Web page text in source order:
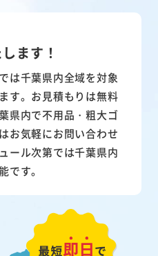
ます！
は千葉県内全域を対象
す。お見積もりは無料
県内で不用品・粗大ゴ
お気軽にお問い合わせ
ール次第では千葉県内
です。